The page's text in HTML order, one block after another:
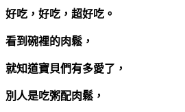
好吃，好吃，超好吃。
看到碗裡的肉鬆，
就知道寶貝們有多愛了，
別人是吃粥配肉鬆，